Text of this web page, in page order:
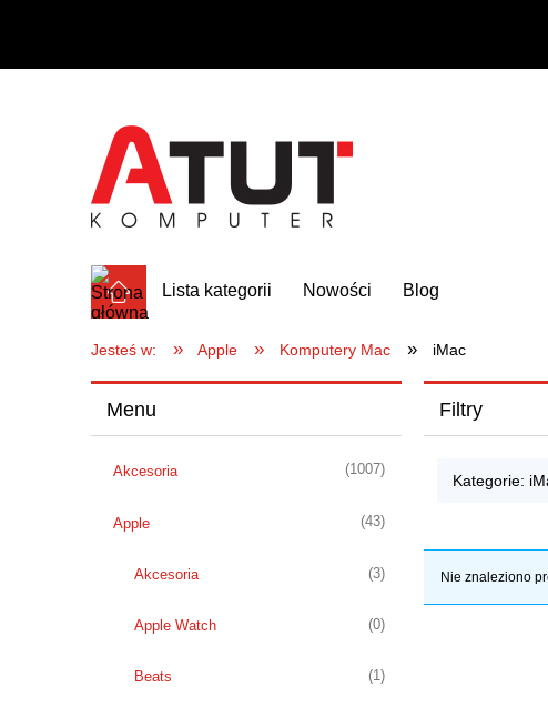
Lista kategorii Nowości Blog
Jesteś w: » Apple » Komputery Mac » iMac
Menu
Akcesoria (1007)
Apple (43)
Akcesoria (3)
Apple Watch (0)
Beats (1)
Filtry
Kategorie:
Nie znaleziono